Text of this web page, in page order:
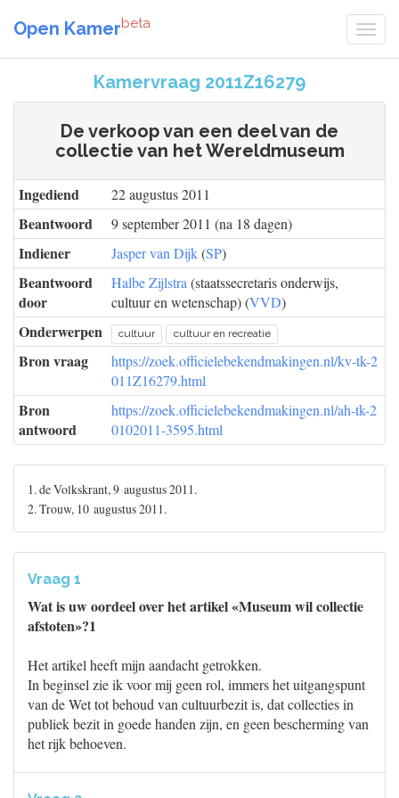
Open Kamerbeta
Kamervraag 2011Z16279
De verkoop van een deel van de
collectie van het Wereldmuseum
Ingediend 22 augustus 2011
Beantwoord 9 september 2011 (na 18 dagen)
Indiener Jasper van Dijk(SP)
Beantwoord
door
Halbe Zijlstra (staatssecretaris onderwijs,
cultuur en wetenschap) (VVD)
Onderwerpen cultuur cultuur en recreatie
Bron vraag
https://zoek.officielebekendmakingen.nl/kv-tk-2
011Z16279.html
Bron
antwoord
https://zoek.officielebekendmakingen.nl/ah-tk-2
0102011-3595.html
1. de Volkskrant, 9 augustus 2011.
2. Trouw, 10 augustus 2011.
Vraag 1
Wat is uw oordeel over het artikel «Museum wil collectie
afstoten»?1
Het artikel heeft mijn aandacht getrokken.
In beginsel zie ik voor mij geen rol, immers het uitgangspunt
van de Wet tot behoud van cultuurbezit is, dat collecties in
publiek bezit in goede handen zijn, en geen bescherming van
het rijk behoeven.